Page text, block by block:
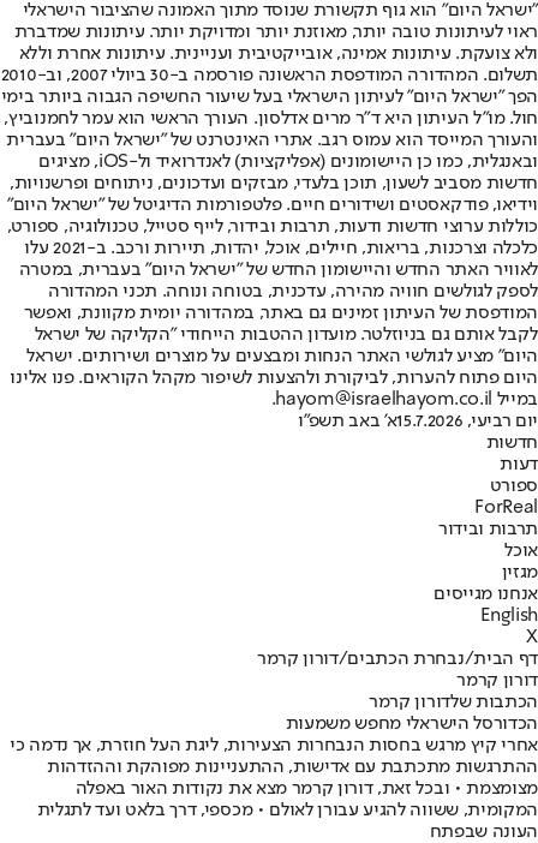
"ישראל היום" הוא גוף תקשורת שנוסד מתוך האמונה שהציבור הישראלי
ראוי לעיתונות טובה יותר, מאוזנת יותר ומדויקת יותר. עיתונות שמדברת
ולא צועקת. עיתונות אמינה, אובייקטיבית ועניינית. עיתונות אחרת וללא
תשלום. המהדורה המודפסת הראשונה פורסמה ב-30 ביולי 2007, וב-2010
הפך "ישראל היום" לעיתון הישראלי בעל שיעור החשיפה הגבוה ביותר בימי
חול. מו"ל העיתון היא ד"ר מרים אדלסון. העורך הראשי הוא עמר לחמנוביץ,
והעורך המייסד הוא עמוס רגב. אתרי האינטרנט של "ישראל היום" בעברית
ובאנגלית, כמו כן היישומונים (אפליקציות) לאנדרואיד ול-iOS, מציגים
חדשות מסביב לשעון, תוכן בלעדי, מבזקים ועדכונים, ניתוחים ופרשנויות,
וידיאו, פודקאסטים ושידורים חיים. פלטפורמות הדיגיטל של "ישראל היום"
כוללות ערוצי חדשות ודעות, תרבות ובידור, לייף סטייל, טכנולוגיה, ספורט,
כלכלה וצרכנות, בריאות, חיילים, אוכל, יהדות, תיירות ורכב. ב-2021 עלו
לאוויר האתר החדש והיישומון החדש של "ישראל היום" בעברית, במטרה
לספק לגולשים חוויה מהירה, עדכנית, בטוחה ונוחה. תכני המהדורה
המודפסת של העיתון זמינים גם באתר, במהדורה יומית מקוונת, ואפשר
לקבל אותם גם בניוזלטר. מועדון ההטבות הייחודי "הקליקה של ישראל
היום" מציע לגולשי האתר הנחות ומבצעים על מוצרים ושירותים. ישראל
היום פתוח להערות, לביקורת ולהצעות לשיפור מקהל הקוראים. פנו אלינו
במייל hayom@israelhayom.co.il.
יום רביעי, 15.7.2026
א' באב תשפ"ו
חדשות
דעות
ספורט
ForReal
תרבות ובידור
אוכל
מגזין
אנחנו מגייסים
English
X
דף הבית/נבחרת הכתבים/דורון קרמר
דורון קרמר
הכתבות שלדורון קרמר
הכדורסל הישראלי מחפש משמעות
אחרי קיץ מרגש בחסות הנבחרות הצעירות, ליגת העל חוזרת, אך נדמה כי
ההתרגשות מתכתבת עם אדישות, ההתעניינות מפוהקת וההזדהות
מצומצמת • ובכל זאת, דורון קרמר מצא את נקודות האור באפלה
המקומית, ששווה להגיע עבורן לאולם • מכספי, דרך בלאט ועד לתגלית
העונה שבפתח